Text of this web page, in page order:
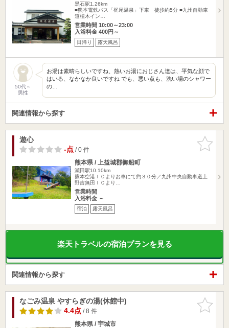
黒石駅1.26km
■熊本電鉄バス「梶尾温泉」下車 徒歩約5分 ■九州自動車
道植木イン…
営業時間 10:00～23:00
入浴料金 400円～
日帰り 露天風呂
50代～
男性
お湯は素晴らしいですね、熱いお湯におじさん達は、平気な顔で
はいる、なかなか良いですね でも、悪い点も、洗い場のシャワー
の…
関連情報から探す
お気に入
りに追加
遊心
-点/ 0 件
熊本県 / 上益城郡御船町
瀬田駅10.10km
熊本空港ＩＣよりお車にて約３０分／九州中央自動車道上
野吉無田ＩＣより…
営業時間
入浴料金 ～
宿泊 露天風呂
楽天トラベルの宿泊プランを見る
関連情報から探す
お気に入
りに追加
なごみ温泉 やすらぎの湯(休館中)
4.4点/ 8 件
熊本県 / 宇城市